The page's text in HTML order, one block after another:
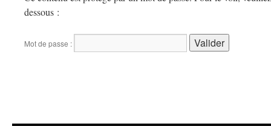
dessous :
Mot de passe :